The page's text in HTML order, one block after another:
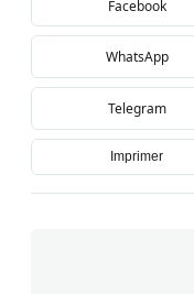
Facebook
WhatsApp
Telegram
Imprimer